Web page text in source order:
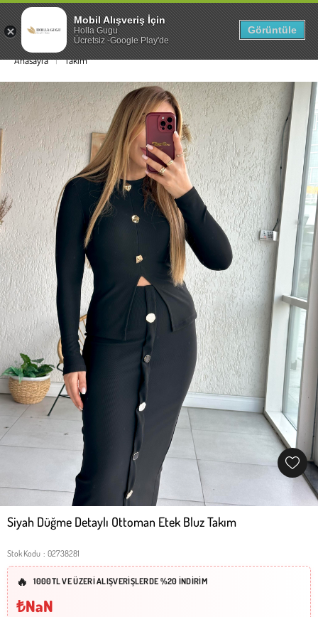
0
Anasayfa Takım
Siyah Düğme Detaylı Ottoman Etek Bluz Takım
Stok Kodu 02738281
1000TL VE ÜZERİ ALIŞVERİŞLERDE %20 İNDİRİM
₺NaN
Mobil Alışveriş İçin
Holla Gugu
Ücretsiz -Google Play'de
Görüntüle